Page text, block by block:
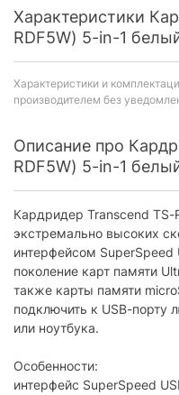
Характеристики
RDF5W) 5-in-1
Характеристики и
производителем без
Описание про
RDF5W) 5-in-1
Кардридер Transcend TS-
экстремально высоких
интерфейсом
поколение карт памяти
также карты памяти
подключить к USB-порту
или ноутбука.
Особенности:
интерфейс SuperSpeed